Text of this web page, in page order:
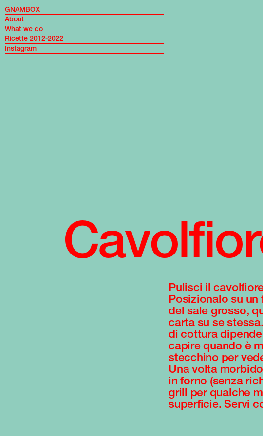
GNAMBOX
About
What we do
Ricette 2012-2022
Instagram
Pulisci il
Posizionalo su
del sale grosso,
carta su se
di cottura
capire quando è
stecchino per
Una volta
in forno (senza
grill per qualche
superficie. Servi